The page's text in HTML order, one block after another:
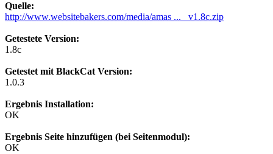
Quelle:
http://www.websitebakers.com/media/amas ... _v1.8c.zip
Getestete Version:
1.8c
Getestet mit BlackCat Version:
1.0.3
Ergebnis Installation:
OK
Ergebnis Seite hinzufügen (bei Seitenmodul):
OK